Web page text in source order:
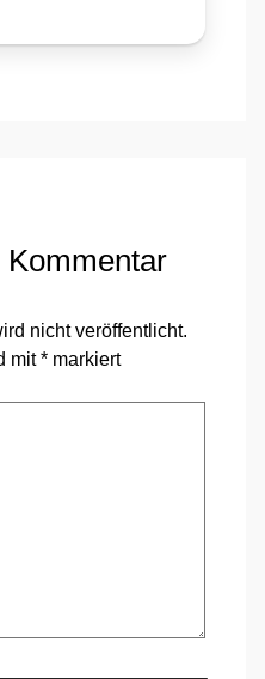
Kommentar
nicht veröffentlicht.
mit* markiert